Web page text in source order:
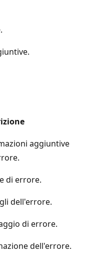
aggiuntive
di errore.
dell'errore.
di errore.
dell'errore.